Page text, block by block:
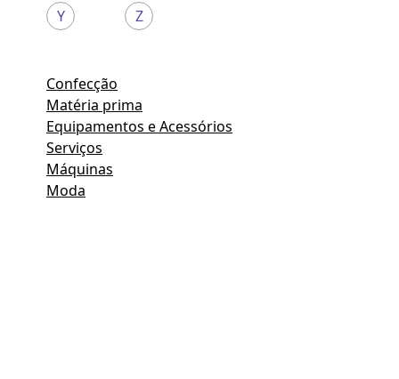
Y
Z
Confecção
Matéria prima
Equipamentos e Acessórios
Serviços
Máquinas
Moda